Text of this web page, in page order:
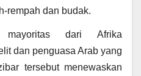
rempah dan budak.
dari Afrika
dan penguasa Arab yang
tersebut menewaskan